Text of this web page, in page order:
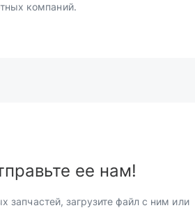
компаний.
ее нам!
запчастей, загрузите файл с ним или